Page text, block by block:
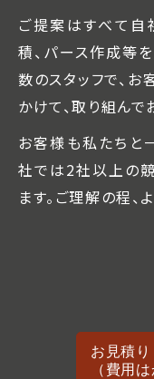
ご提案はすべて自
積、パース作成等
数のスタッフで、
かけて、取り組んで
お客様も私たちと
社では2社以上の
ます。ご理解の程、
お見積
（費用